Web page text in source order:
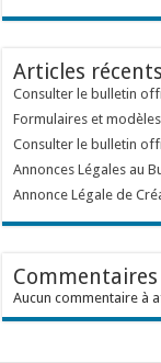
Articles récents
Consulter le bulletin
Formulaires et
Consulter le bulletin
Annonces Légales au
Annonce Légale de
Aucun commentaire à